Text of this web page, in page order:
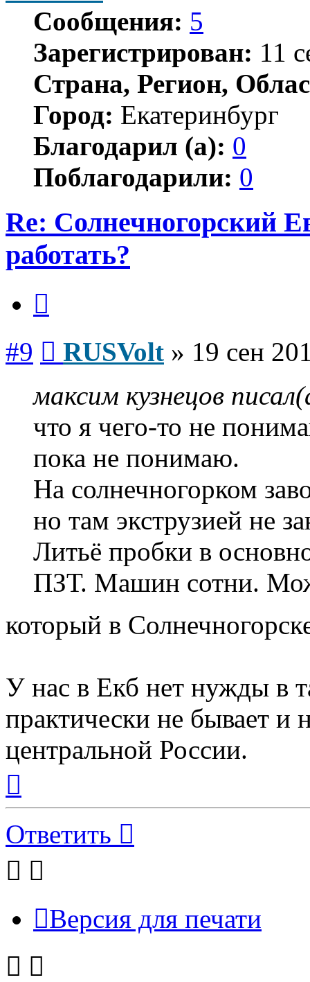
Сообщения: 5
Зарегистрирован: 11
Страна, Регион,
Город: Екатеринбург
Благодарил (а): 0
Поблагодарили: 0
Re: Солнечногорский
работать?
#9 RUSVolt » 19 сен
максим кузнецов
что я чего-то не
пока не понимаю.
На солнечногорком
но там экструзией не
Литьё пробки в
ПЗТ. Машин сотни.
который в
У нас в Екб нет нужды в
практически не бывает и
центральной России.
началу
Ответить
Версия для печати